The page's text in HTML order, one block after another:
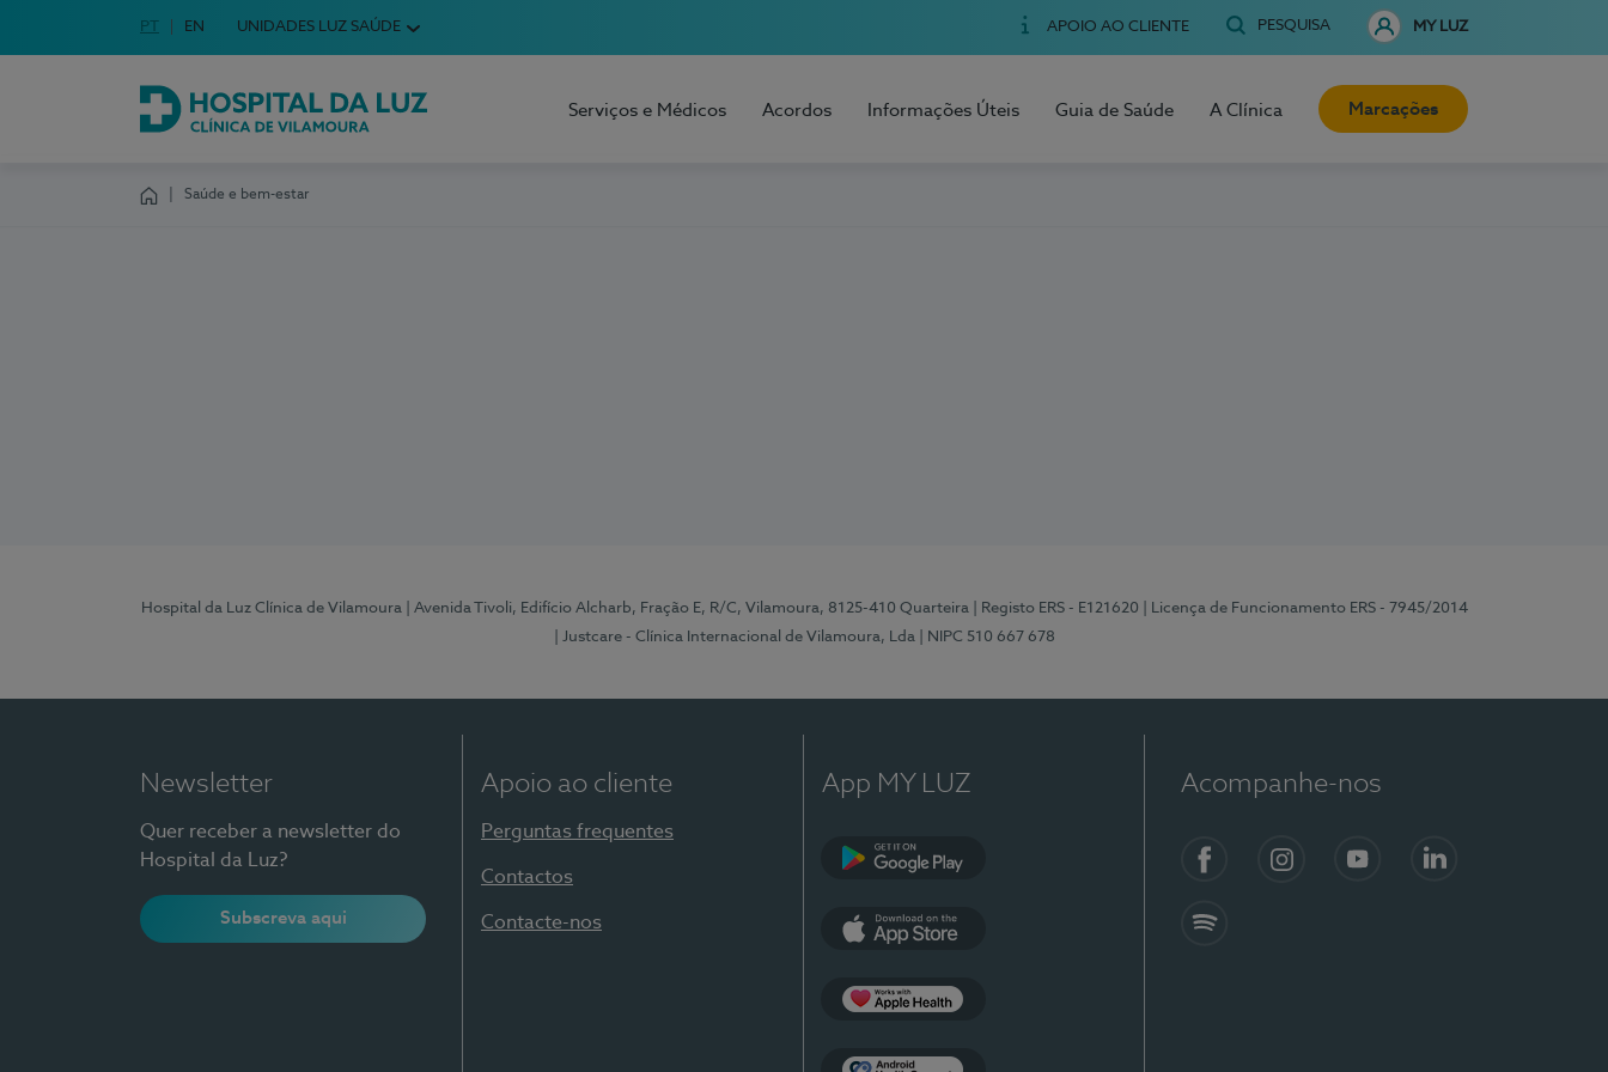
Escolha o seu idioma
Idioma em Português
PT English Language
EN UNIDADES LUZ SAÚDE APOIO AO CLIENTE PESQUISA MY LUZ
Hospital da Luz Clínica de Vilamoura
Serviços e Médicos Acordos Informações Úteis Guia de Saúde A Clínica Marcações
Saúde e bem-estar
Hospital da Luz Clínica de Vilamoura | Avenida Tivoli, Edifício Alcharb, Fração E, R/C, Vilamoura, 8125-410 Quarteira | Registo ERS - E121620
| Licença de Funcionamento ERS - 7945/2014
| Justcare - Clínica Internacional de Vilamoura, Lda
| NIPC 510 667 678
Newsletter
Quer receber a newsletter do
Hospital da Luz?
Subscreva aqui
Apoio ao cliente
Perguntas frequentes
Contactos
Contacte-nos
App MY LUZ Acompanhe-nos